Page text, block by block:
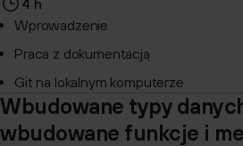
4 h
Wprowadzenie
Praca z dokumentacją
Git na lokalnym komputerze
Wbudowane typy
wbudowane funkcje i